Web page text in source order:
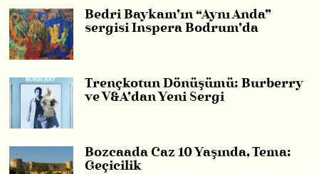
Bedri Baykam’ın “Aynı Anda”
sergisi Inspera Bodrum’da
Trençkotun Dönüşümü: Burberry
ve V&A’dan Yeni Sergi
Bozcaada Caz 10 Yaşında, Tema:
Geçicilik